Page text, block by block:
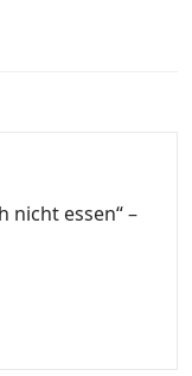
nicht essen“ –